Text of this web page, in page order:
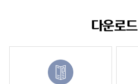
다운로드